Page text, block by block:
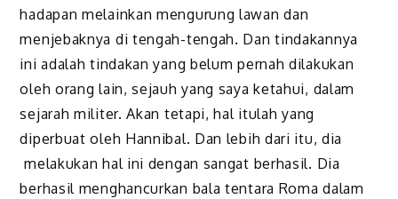
hadapan melainkan mengurung lawan dan
menjebaknya di tengah-tengah. Dan tindakannya
ini adalah tindakan yang belum pernah dilakukan
oleh orang lain, sejauh yang saya ketahui, dalam
sejarah militer. Akan tetapi, hal itulah yang
diperbuat oleh Hannibal. Dan lebih dari itu, dia
melakukan hal ini dengan sangat berhasil. Dia
berhasil menghancurkan bala tentara Roma dalam